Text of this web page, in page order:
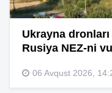
Ukrayna
Rusiya NEZ-ni
06 Avqust 2026,